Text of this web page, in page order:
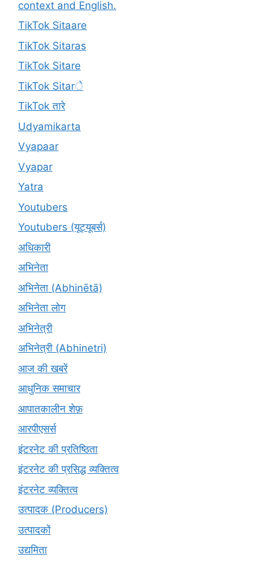
context and English.
TikTok Sitaare
TikTok Sitaras
TikTok Sitare
TikTok Sitarे
TikTok तारे
Udyamikarta
Vyapaar
Vyapar
Yatra
Youtubers
Youtubers (यूट्यूबर्स)
अधिकारी
अभिनेता
अभिनेता (Abhinētā)
अभिनेता लोग
अभिनेत्री
अभिनेत्री (Abhinetri)
आज की खबरें
आधुनिक समाचार
आपातकालीन शेफ़
आरपीएसर्स
इंटरनेट की प्रतिष्ठिता
इंटरनेट की प्रसिद्ध व्यक्तित्व
इंटरनेट व्यक्तित्व
उत्पादक (Producers)
उत्पादकों
उद्यमिता